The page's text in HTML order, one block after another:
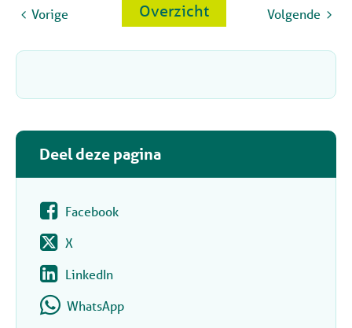
Volgende
Overzicht
Vorige
Deel deze pagina
Facebook
X
LinkedIn
WhatsApp